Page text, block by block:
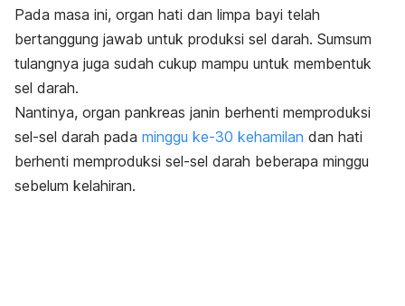
Pada masa ini, organ hati dan limpa bayi telah
bertanggung jawab untuk produksi sel darah. Sumsum
tulangnya juga sudah cukup mampu untuk membentuk
sel darah.
Nantinya, organ pankreas janin berhenti memproduksi
sel-sel darah pada minggu ke-30 kehamilan dan hati
berhenti memproduksi sel-sel darah beberapa minggu
sebelum kelahiran.